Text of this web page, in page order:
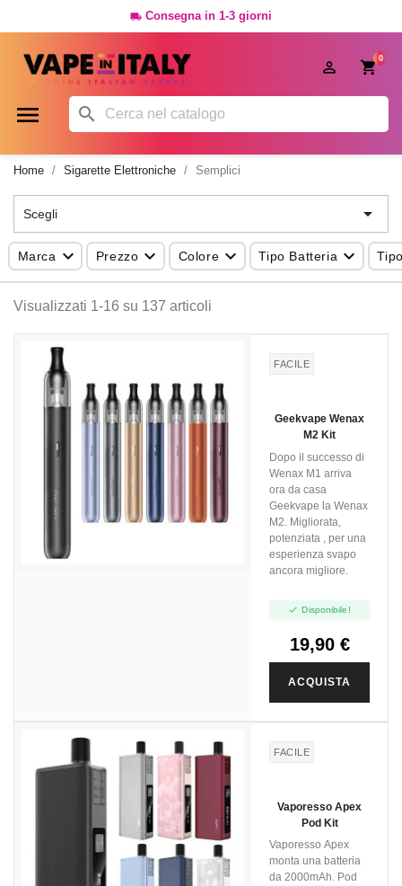
 Consegna in 1-3 giorni
0

 
Home Sigarette Elettroniche Semplici
Scegli 
Marca  Prezzo  Colore  Tipo Batteria 
Visualizzati 1-16 su 137 articoli
FACILE
Geekvape Wenax
M2 Kit
Dopo il successo di
Wenax M1 arriva
ora da casa
Geekvape la Wenax
M2. Migliorata,
potenziata , per una
esperienza svapo
ancora migliore.
 Disponibile!
19,90 €
ACQUISTA
FACILE
Vaporesso Apex
Pod Kit
Vaporesso Apex
monta una batteria
da 2000mAh. Pod